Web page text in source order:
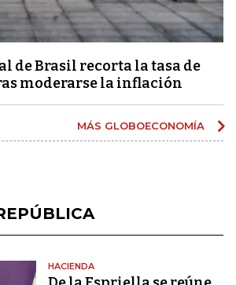
de Brasil recorta la tasa de
moderarse la inflación
MÁS GLOBOECONOMÍA
HACIENDA